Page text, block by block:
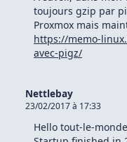
toujours gzip par
Proxmox mais
https://memo-
avec-pigz/
Nettlebay
23/02/2017 à 17:33
Hello tout-le-